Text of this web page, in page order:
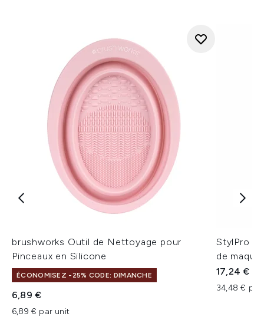
brushworks Outil de Nettoyage pour
Pinceaux en Silicone
ÉCONOMISEZ -25% CODE: DIMANCHE
6,89 €
6,89 € par unit
StylPro
de
17,24 €
34,48 € par